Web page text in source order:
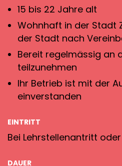
15 bis 22 Jahre alt
Wohnhaft in der Stadt
der Stadt nach
Bereit regelmässig an
teilzunehmen
Ihr Betrieb ist mit der
einverstanden
EINTRITT
Bei Lehrstellenantritt
DAUER